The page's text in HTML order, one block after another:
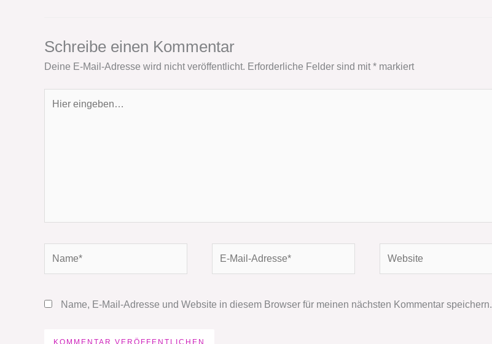
Schreibe einen Kommentar
Deine E-Mail-Adresse wird nicht veröffentlicht. Erforderliche Felder sind mit * markiert
eingeben…
Mail-
Name, E-Mail-Adresse und Website in diesem Browser für meinen nächsten Kommentar speichern.